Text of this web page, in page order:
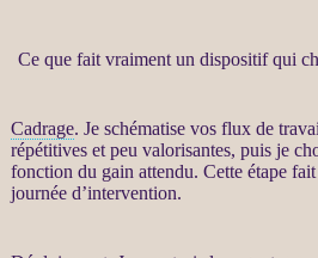
Ce que fait vraiment un dispositif qui
Cadrage. Je schématise vos fluxde
répétitives et peu valorisantes, puis je
fonction du gain attendu. Cette étape
journée d’intervention.